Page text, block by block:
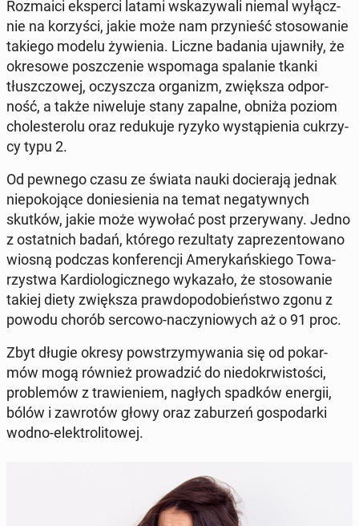
Roz­ma­ici eks­per­ci latami wska­zy­wa­li niemal wy­łącz­
nie na ko­rzy­ści, jakie może nam przy­nieść sto­so­wa­nie
takiego modelu ży­wie­nia. Liczne badania ujaw­ni­ły, że
okre­so­we po­szcze­nie wspo­ma­ga spa­la­nie tkanki
tłusz­czo­wej, oczysz­cza or­ga­nizm, zwięk­sza od­por­
ność, a także ni­we­lu­je stany zapalne, obniża poziom
cho­le­ste­ro­lu oraz re­du­ku­je ryzyko wy­stą­pie­nia cu­krzy­
cy typu 2.
Od pewnego czasu ze świata nauki do­cie­ra­ją jednak
nie­po­ko­ją­ce do­nie­sie­nia na temat ne­ga­tyw­nych
skutków, jakie może wywołać post prze­ry­wa­ny. Jedno
z ostat­nich badań, którego re­zul­ta­ty za­pre­zen­to­wa­no
wiosną podczas kon­fe­ren­cji Ame­ry­kań­skie­go To­wa­
rzy­stwa Kar­dio­lo­gicz­ne­go wy­ka­za­ło, że sto­so­wa­nie
takiej diety zwięk­sza praw­do­po­do­bień­stwo zgonu z
powodu chorób sercowo-na­czy­nio­wych aż o 91 proc.
Zbyt długie okresy po­wstrzy­my­wa­nia się od po­kar­
mów mogą również pro­wa­dzić do nie­do­krwi­sto­ści,
pro­ble­mów z tra­wie­niem, nagłych spadków energii,
bólów i za­wro­tów głowy oraz za­bu­rzeń go­spo­dar­ki
wodno-elek­tro­li­to­wej.